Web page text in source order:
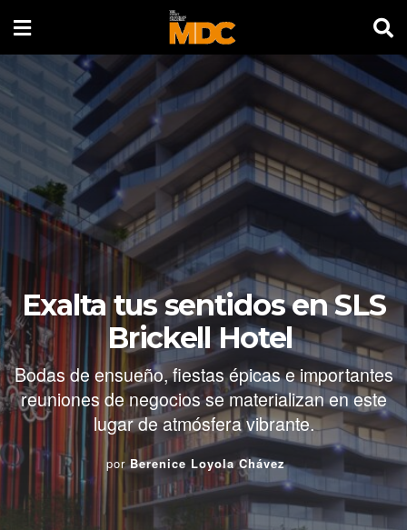
Exalta tus sentidos en SLS
Brickell Hotel
Bodas de ensueño, fiestas épicas e importantes
reuniones de negocios se materializan en este
lugar de atmósfera vibrante.
por Berenice Loyola Chávez